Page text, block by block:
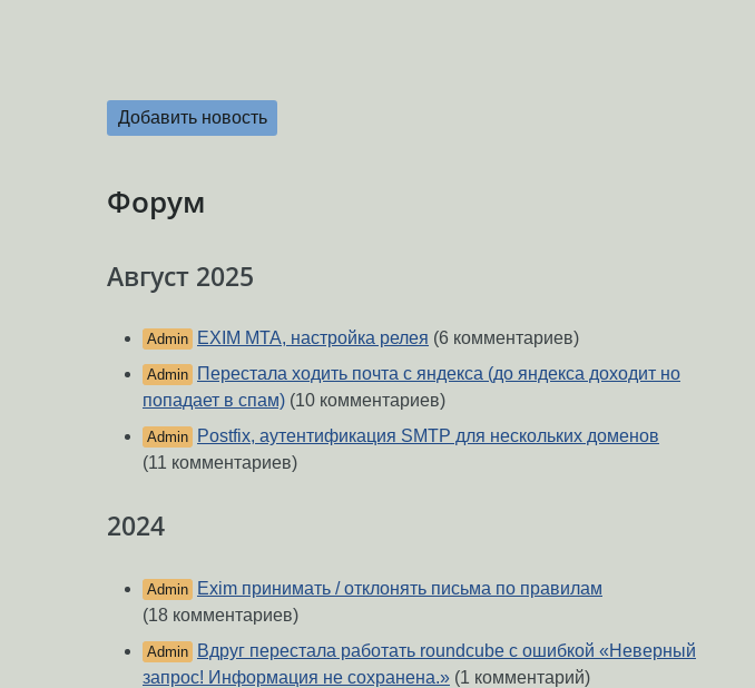
Добавить новость
Форум
Август 2025
Admin EXIM MTA, настройка релея (6 комментариев)
Admin
Перестала ходить почта с яндекса (до яндекса доходит но
попадает в спам) (10 комментариев)
Admin
Postfix, аутентификация SMTP для нескольких доменов
(11 комментариев)
2024
Admin
Exim принимать / отклонять письма по правилам
(18 комментариев)
Admin
Вдруг перестала работать roundcube с ошибкой «Неверный
запрос! Информация не сохранена.» (1 комментарий)